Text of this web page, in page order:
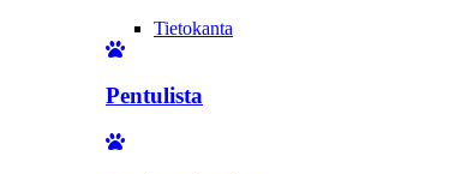
Tietokanta
Pentulista